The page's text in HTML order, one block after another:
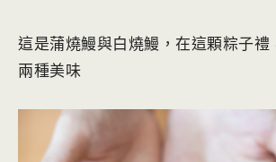
這是蒲燒鰻與白燒鰻，在這顆粽子禮
兩種美味